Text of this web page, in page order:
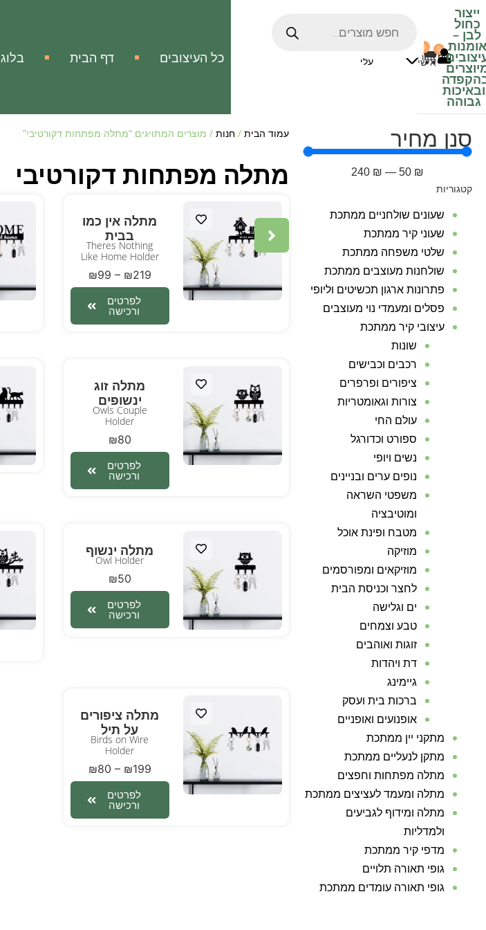
ייצור
כחול
לבן –
אומנות
ובאיכות
גבוהה
₪0
0
עלי
0
אזור
אישי כל העיצובים דף הבית בלוג
סנן מחיר
₪
50
—
₪
240
קטגוריות
שעונים שולחניים ממתכת
שעוני קיר ממתכת
שלטי משפחה ממתכת
שולחנות מעוצבים ממתכת
פתרונות ארגון תכשיטים וליופי
פסלים ומעמדי נוי מעוצבים
עיצובי קיר ממתכת
שונות
רכבים וכבישים
ציפורים ופרפרים
צורות וגאומטריות
עולם החי
ספורט וכדורגל
נשים ויופי
נופים ערים ובניינים
משפטי השראה
ומוטיבציה
מטבח ופינת אוכל
מוזיקה
מוזיקאים ומפורסמים
לחצר וכניסת הבית
ים וגלישה
טבע וצמחים
זוגות ואוהבים
דת ויהדות
גיימינג
ברכות בית ועסק
אופנועים ואופניים
מתקני יין ממתכת
מתקן לנעליים ממתכת
מתלה מפתחות וחפצים
מתלה ומעמד לעציצים ממתכת
מתלה ומידוף לגביעים
ולמדליות
מדפי קיר ממתכת
גופי תאורה תלויים
גופי תאורה עומדים ממתכת
עמוד הבית/ חנות/ מוצרים המתויגים “מתלה מפתחות דקורטיבי”
מתלה מפתחות דקורטיבי
מתלה אין כמו
בבית
Theres Nothing
Like Home Holder
₪99 – ₪219
לפרטים
ורכישה
מתלה זוג
ינשופים
Owls Couple
Holder
₪80
לפרטים
ורכישה
מתלה ינשוף
Owl Holder
₪50
לפרטים
ורכישה
מתלה ציפורים
על תיל
Birds on Wire
Holder
₪80 – ₪199
לפרטים
ורכישה